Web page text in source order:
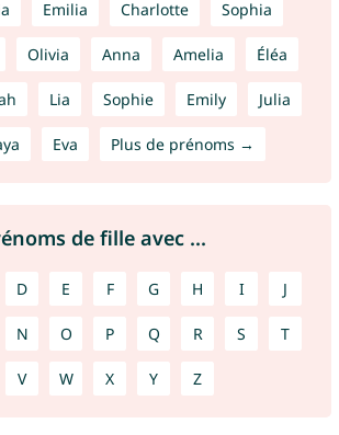
Emilia Charlotte Sophia
Olivia Anna Amelia Éléa
Lia Sophie Emily Julia
Eva Plus de prénoms →
de fille avec ...
D E F G H I J
N O P Q R S T
V W X Y Z